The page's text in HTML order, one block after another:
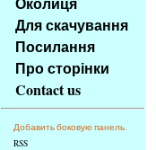
tomto
webu
základní
Hlavní
strana
Для скачування
Посилання
Про сторінки
Contact us
Добавить боковую панель.
RSS